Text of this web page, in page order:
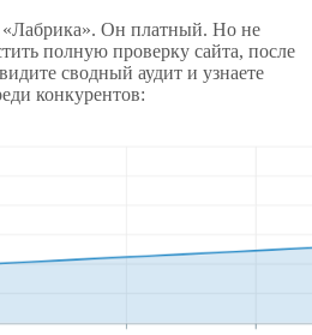
«Лабрика». Он платный. Но не
полную проверку сайта, после
сводный аудит и узнаете
конкурентов: